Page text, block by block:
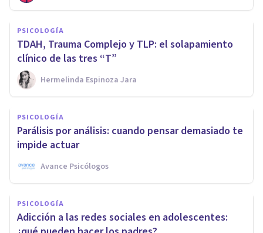
PSICOLOGÍA
TDAH, Trauma Complejo y TLP: el solapamiento
clínico de las tres “T”
Hermelinda Espinoza Jara
PSICOLOGÍA
Parálisis por análisis: cuando pensar demasiado te
impide actuar
Avance Psicólogos
PSICOLOGÍA
Adicción a las redes sociales en adolescentes: